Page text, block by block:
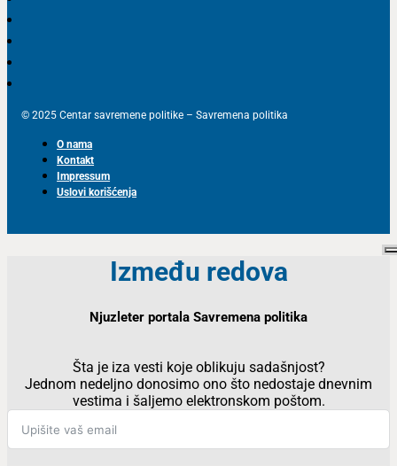
© 2025 Centar savremene politike – Savremena politika
O nama
Kontakt
Impressum
Uslovi korišćenja
Između redova
Njuzleter portala Savremena politika